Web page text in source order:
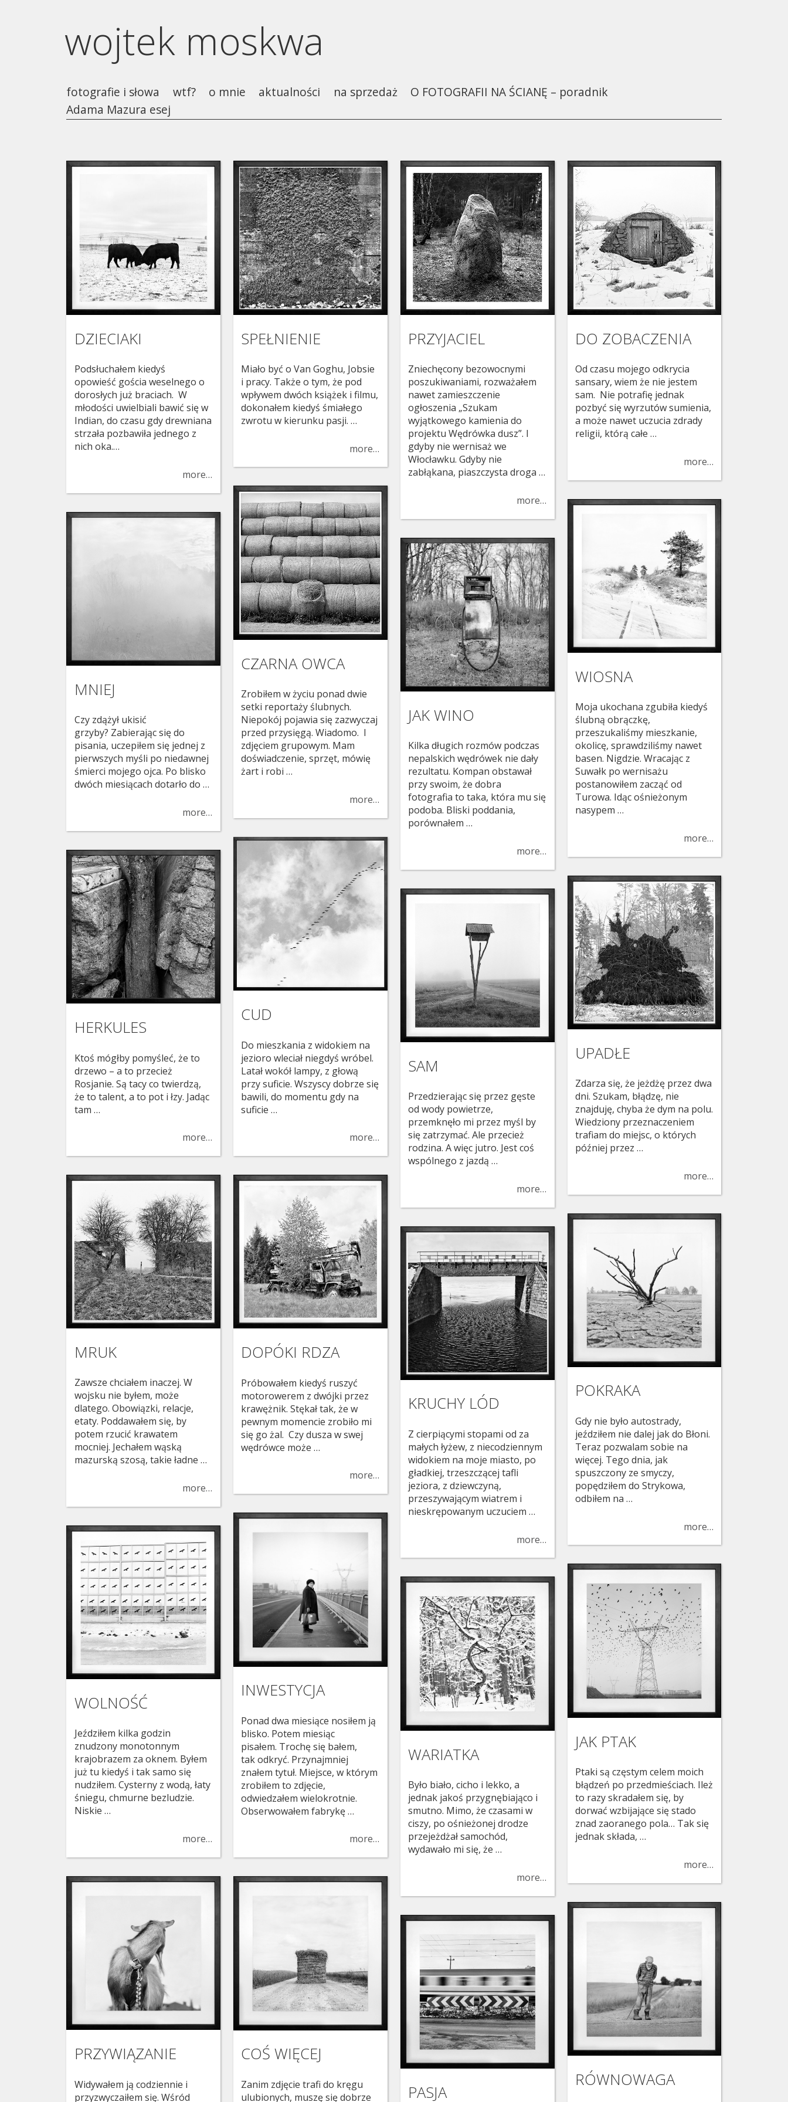
wojtek moskwa
fotografie i słowa wtf? o mnie aktualności na sprzedaż
O FOTOGRAFII NA ŚCIANĘ – poradnik
Adama Mazura esej
DZIECIAKI
Podsłuchałem kiedyś
opowieść gościa weselnego o
dorosłych już braciach. W
młodości uwielbiali bawić się w
Indian, do czasu gdy drewniana
strzała pozbawiła jednego z
nich oka.…
more…
MNIEJ
Czy zdążył ukisić
grzyby? Zabierając się do
pisania, uczepiłem się jednej z
pierwszych myśli po niedawnej
śmierci mojego ojca. Po blisko
dwóch miesiącach dotarło do …
more…
HERKULES
Ktoś mógłby pomyśleć, że to
drzewo – a to przecież
Rosjanie. Są tacy co twierdzą,
że to talent, a to pot i łzy. Jadąc
tam …
more…
MRUK
Zawsze chciałem inaczej. W
wojsku nie byłem, może
dlatego. Obowiązki, relacje,
etaty. Poddawałem się, by
potem rzucić krawatem
mocniej. Jechałem wąską
mazurską szosą, takie ładne …
more…
WOLNOŚĆ
Jeździłem kilka godzin
znudzony monotonnym
krajobrazem za oknem. Byłem
już tu kiedyś i tak samo się
nudziłem. Cysterny z wodą, łaty
śniegu, chmurne bezludzie.
Niskie …
more…
PRZYWIĄZANIE
Widywałem ją codziennie i
przyzwyczaiłem się. Wśród
SPEŁNIENIE
Miało być o Van Goghu, Jobsie
i pracy. Także o tym, że pod
wpływem dwóch książek i filmu,
dokonałem kiedyś śmiałego
zwrotu w kierunku pasji. …
more…
CZARNA OWCA
Zrobiłem w życiu ponad dwie
setki reportaży ślubnych.
Niepokój pojawia się zazwyczaj
przed przysięgą. Wiadomo. I
zdjęciem grupowym. Mam
doświadczenie, sprzęt, mówię
żart i robi …
more…
CUD
Do mieszkania z widokiem na
jezioro wleciał niegdyś wróbel.
Latał wokół lampy, z głową
przy suficie. Wszyscy dobrze się
bawili, do momentu gdy na
suficie …
more…
DOPÓKI RDZA
Próbowałem kiedyś ruszyć
motorowerem z dwójki przez
krawężnik. Stękał tak, że w
pewnym momencie zrobiło mi
się go żal. Czy dusza w swej
wędrówce może …
more…
INWESTYCJA
Ponad dwa miesiące nosiłem ją
blisko. Potem miesiąc
pisałem. Trochę się bałem,
tak odkryć. Przynajmniej
znałem tytuł. Miejsce, w którym
zrobiłem to zdjęcie,
odwiedzałem wielokrotnie.
Obserwowałem fabrykę …
more…
COŚ WIĘCEJ
Zanim zdjęcie trafi do kręgu
ulubionych, muszę się dobrze
PRZYJACIEL
Zniechęcony bezowocnymi
poszukiwaniami, rozważałem
nawet zamieszczenie
ogłoszenia „Szukam
wyjątkowego kamienia do
projektu Wędrówka dusz”. I
gdyby nie wernisaż we
Włocławku. Gdyby nie
zabłąkana, piaszczysta droga …
more…
JAK WINO
Kilka długich rozmów podczas
nepalskich wędrówek nie dały
rezultatu. Kompan obstawał
przy swoim, że dobra
fotografia to taka, która mu się
podoba. Bliski poddania,
porównałem …
more…
SAM
Przedzierając się przez gęste
od wody powietrze,
przemknęło mi przez myśl by
się zatrzymać. Ale przecież
rodzina. A więc jutro. Jest coś
wspólnego z jazdą …
more…
KRUCHY LÓD
Z cierpiącymi stopami od za
małych łyżew, z niecodziennym
widokiem na moje miasto, po
gładkiej, trzeszczącej tafli
jeziora, z dziewczyną,
przeszywającym wiatrem i
nieskrępowanym uczuciem …
more…
WARIATKA
Było biało, cicho i lekko, a
jednak jakoś przygnębiająco i
smutno. Mimo, że czasami w
ciszy, po ośnieżonej drodze
przejeżdżał samochód,
wydawało mi się, że …
more…
PASJA
DO ZOBACZENIA
Od czasu mojego odkrycia
sansary, wiem że nie jestem
sam. Nie potrafię jednak
pozbyć się wyrzutów sumienia,
a może nawet uczucia zdrady
religii, którą całe …
more…
WIOSNA
Moja ukochana zgubiła kiedyś
ślubną obrączkę,
przeszukaliśmy mieszkanie,
okolicę, sprawdziliśmy nawet
basen. Nigdzie. Wracając z
Suwałk po wernisażu
postanowiłem zacząć od
Turowa. Idąc ośnieżonym
nasypem …
more…
UPADŁE
Zdarza się, że jeżdżę przez dwa
dni. Szukam, błądzę, nie
znajduję, chyba że dym na polu.
Wiedziony przeznaczeniem
trafiam do miejsc, o których
później przez …
more…
POKRAKA
Gdy nie było autostrady,
jeździłem nie dalej jak do Błoni.
Teraz pozwalam sobie na
więcej. Tego dnia, jak
spuszczony ze smyczy,
popędziłem do Strykowa,
odbiłem na …
more…
JAK PTAK
Ptaki są częstym celem moich
błądzeń po przedmieściach. Ileż
to razy skradałem się, by
dorwać wzbijające się stado
znad zaoranego pola… Tak się
jednak składa, …
more…
RÓWNOWAGA